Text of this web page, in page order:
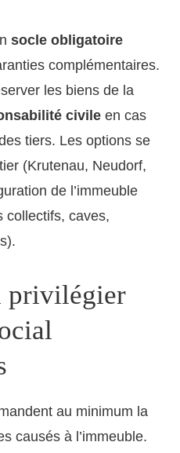
socle obligatoire
complémentaires.
les biens de la
civile en cas
tiers. Les options se
(Krutenau, Neudorf,
de l’immeuble
collectifs, caves,
privilégier
au minimum la
causés à l’immeuble.